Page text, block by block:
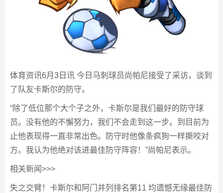
体育资讯6月3日讯 今日马刺球员尚帕尼接受了采访，谈到
了队友卡斯尔的防守。
“除了低位那个大个子之外，卡斯尔是我们最好的防守球
员。没有他的不懈努力，我们不会走到这一步。到目前为
止他表现得一直非常出色。防守时他像条疯狗一样撕咬对
方。我认为他绝对该进最佳防守阵容！”尚帕尼表示。
相关新闻>>>
失之交臂！卡斯尔和阿门并列排名第11 均遗憾无缘最佳防